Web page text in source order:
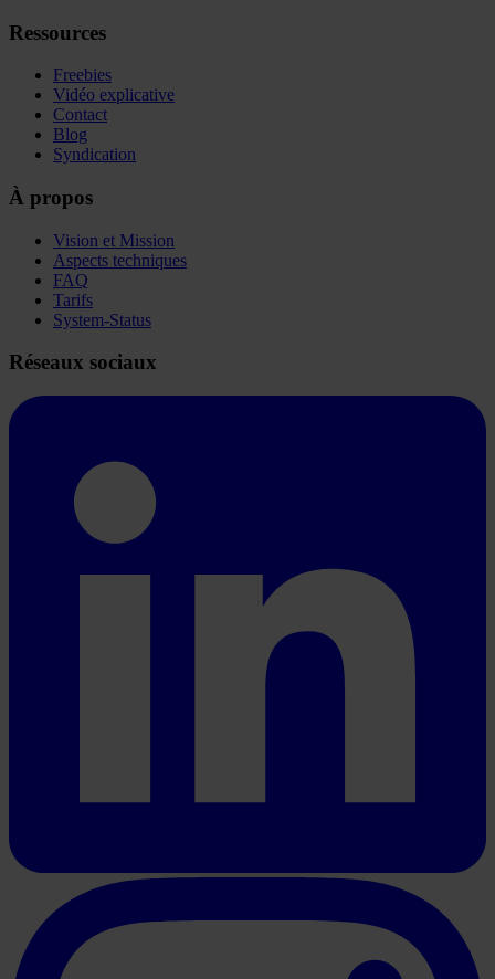
Ressources
Freebies
Vidéo explicative
Contact
Blog
Syndication
À propos
Vision et Mission
Aspects techniques
FAQ
Tarifs
System-Status
Réseaux sociaux